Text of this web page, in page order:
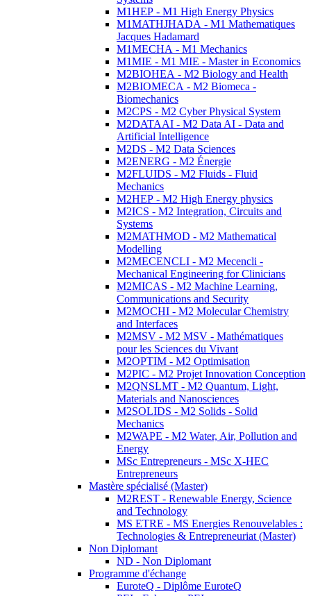
M1HEP - M1 High Energy Physics
M1MATHJHADA - M1 Mathematiques
Jacques Hadamard
M1MECHA - M1 Mechanics
M1MIE - M1 MIE - Master in Economics
M2BIOHEA - M2 Biology and Health
M2BIOMECA - M2 Biomeca -
Biomechanics
M2CPS - M2 Cyber Physical System
M2DATAAI - M2 Data AI - Data and
Artificial Intelligence
M2DS - M2 Data Sciences
M2ENERG - M2 Énergie
M2FLUIDS - M2 Fluids - Fluid
Mechanics
M2HEP - M2 High Energy physics
M2ICS - M2 Integration, Circuits and
Systems
M2MATHMOD - M2 Mathematical
Modelling
M2MECENCLI - M2 Mecencli -
Mechanical Engineering for Clinicians
M2MICAS - M2 Machine Learning,
Communications and Security
M2MOCHI - M2 Molecular Chemistry
and Interfaces
M2MSV - M2 MSV - Mathématiques
pour les Sciences du Vivant
M2OPTIM - M2 Optimisation
M2PIC - M2 Projet Innovation Conception
M2QNSLMT - M2 Quantum, Light,
Materials and Nanosciences
M2SOLIDS - M2 Solids - Solid
Mechanics
M2WAPE - M2 Water, Air, Pollution and
Energy
MSc Entrepreneurs - MSc X-HEC
Entrepreneurs
Mastère spécialisé (Master)
M2REST - Renewable Energy, Science
and Technology
MS ETRE - MS Energies Renouvelables :
Technologies & Entrepreneuriat (Master)
Non Diplomant
ND - Non Diplomant
Programme d'échange
EuroteQ - Diplôme EuroteQ